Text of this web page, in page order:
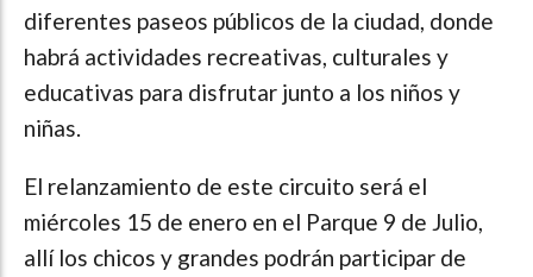
diferentes paseos públicos de la ciudad, donde
habrá actividades recreativas, culturales y
educativas para disfrutar junto a los niños y
niñas.
El relanzamiento de este circuito será el
miércoles 15 de enero en el Parque 9 de Julio,
allí los chicos y grandes podrán participar de